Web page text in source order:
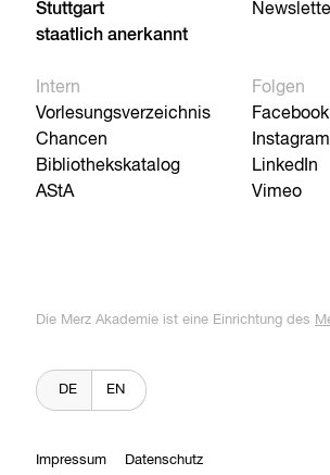
Stuttgart
staatlich anerkannt
Intern
Vorlesungsverzeichnis
Chancen
Bibliothekskatalog
AStA
Folgen
Facebook
Instagram
LinkedIn
Vimeo
Die Merz Akademie ist eine Einrichtung des
DE EN
Impressum Datenschutz